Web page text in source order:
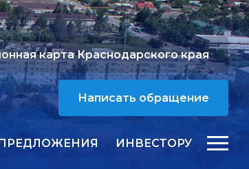
карта Краснодарского края
Написать обращение
ИНВЕСТОРУ